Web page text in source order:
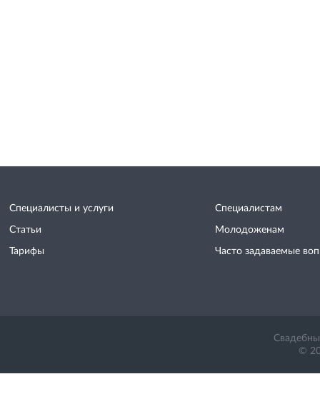
Специалисты и услуги
Статьи
Тарифы
Специалистам
Молодоженам
Часто задаваемые
©